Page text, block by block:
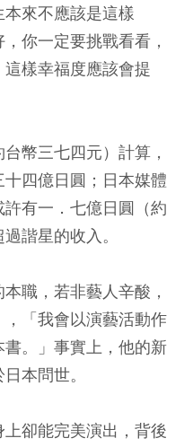
來不應該是這樣
你一定要挑戰看看，
樣幸福度應該會提
幣三七四元）計算，
十四億日圓；日本媒體
有一．七億日圓（約
諧星的收入。
職，若非藝人辛酸，
「我會以演藝活動作
。」事實上，他的新
本問世。
卻能完美演出，背後